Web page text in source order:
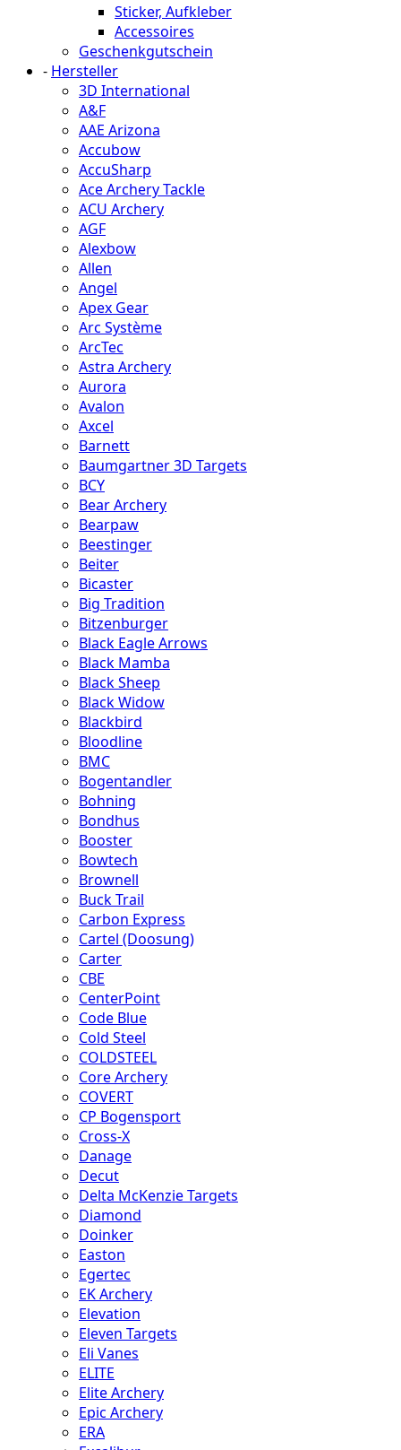
Sticker, Aufkleber
Accessoires
Geschenkgutschein
- Hersteller
3D International
A&F
AAE Arizona
Accubow
AccuSharp
Ace Archery Tackle
ACU Archery
AGF
Alexbow
Allen
Angel
Apex Gear
Arc Système
ArcTec
Astra Archery
Aurora
Avalon
Axcel
Barnett
Baumgartner 3D Targets
BCY
Bear Archery
Bearpaw
Beestinger
Beiter
Bicaster
Big Tradition
Bitzenburger
Black Eagle Arrows
Black Mamba
Black Sheep
Black Widow
Blackbird
Bloodline
BMC
Bogentandler
Bohning
Bondhus
Booster
Bowtech
Brownell
Buck Trail
Carbon Express
Cartel (Doosung)
Carter
CBE
CenterPoint
Code Blue
Cold Steel
COLDSTEEL
Core Archery
COVERT
CP Bogensport
Cross-X
Danage
Decut
Delta McKenzie Targets
Diamond
Doinker
Easton
Egertec
EK Archery
Elevation
Eleven Targets
Eli Vanes
ELITE
Elite Archery
Epic Archery
ERA